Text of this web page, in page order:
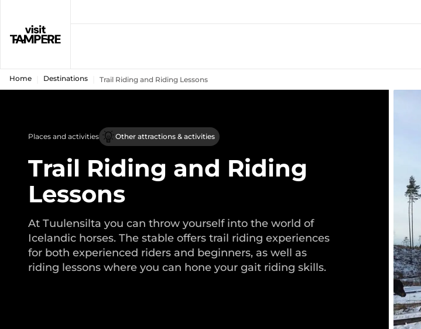
Home Destinations Trail Riding and Riding Lessons
Places and activities Other attractions & activities
Trail Riding and Riding
Lessons
At Tuulensilta you can throw yourself into the world of
Icelandic horses. The stable offers trail riding experiences
for both experienced riders and beginners, as well as
riding lessons where you can hone your gait riding skills.